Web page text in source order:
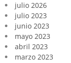
julio 2026
julio 2023
junio 2023
mayo 2023
abril 2023
marzo 2023